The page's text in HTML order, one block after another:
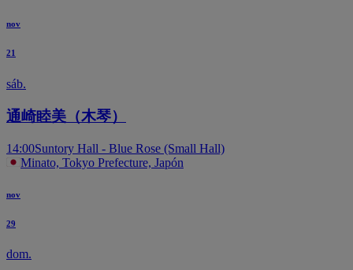
nov
21
sáb.
通崎睦美（木琴）
14:00Suntory Hall - Blue Rose (Small Hall)
Minato, Tokyo Prefecture, Japón
nov
29
dom.